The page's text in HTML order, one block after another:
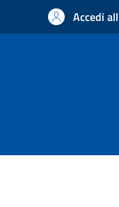
Accedi